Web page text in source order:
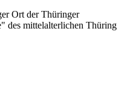
Ort der Thüringer
des mittelalterlichen Thüring